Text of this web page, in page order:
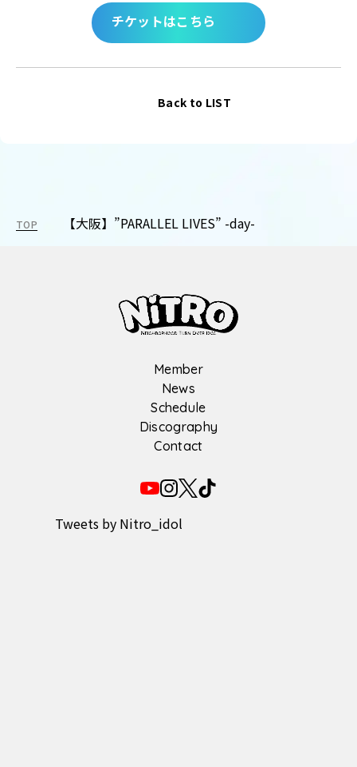
チケットはこちら
Back to LIST
TOP 【大阪】”PARALLEL LIVES” -day-
Member
News
Schedule
Discography
Contact
Tweets by Nitro_idol